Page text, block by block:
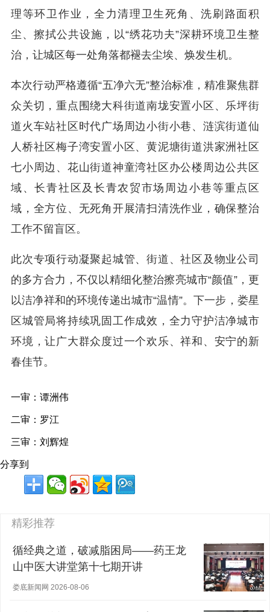
理等环卫作业，全力清理卫生死角、洗刷路面积
尘、擦拭公共设施，以“绣花功夫”深耕环境卫生整
治，让城区每一处角落都褪去尘埃、焕发生机。
本次行动严格遵循“五净六无”整治标准，精准聚焦群
众关切，重点围绕大科街道南垅安置小区、乐坪街
道火车站社区时代广场周边小街小巷、涟滨街道仙
人桥社区梅子湾安置小区、黄泥塘街道洪家洲社区
七小周边、花山街道神童湾社区办公楼周边公共区
域、长青社区及长青农贸市场周边小巷等重点区
域，全方位、无死角开展清扫清洗作业，确保整治
工作不留盲区。
此次专项行动凝聚起城管、街道、社区及物业公司
的多方合力，不仅以精细化整治擦亮城市“颜值”，更
以洁净祥和的环境传递出城市“温情”。下一步，娄星
区城管局将持续巩固工作成效，全力守护洁净城市
环境，让广大群众度过一个欢乐、祥和、安宁的新
春佳节。
一审：谭洲伟
二审：罗江
三审：刘辉煌
分享到
精彩推荐
循经典之道，破减脂困局——药王龙
山中医大讲堂第十七期开讲
娄底新闻网 2026-08-06